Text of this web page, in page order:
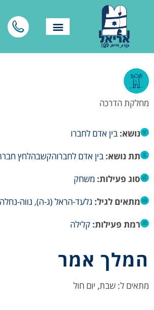
מחלקת הדרכה
נושא: בין אדם לחברו
תת נושא: בין אדם לחברוהקשבהלחץ
סוג פעילות: משחק
מתאים לגיל: גלעד-הראל (ג-ה), נווה-
רמת פעילות: קלילה
המלך אמר
מתאים ל: שבת, יום חול